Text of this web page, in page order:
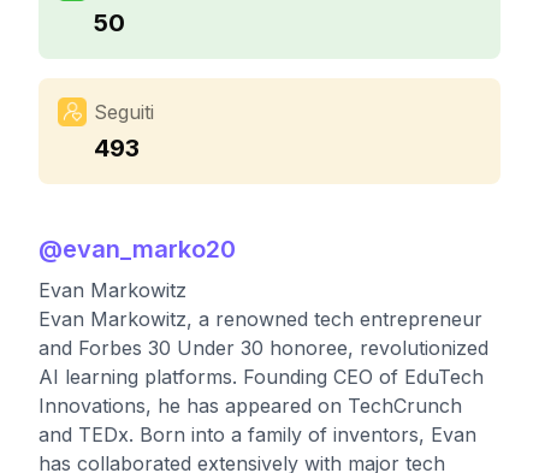
50
Seguiti
493
@evan_marko20
Evan Markowitz
Evan Markowitz, a renowned tech entrepreneur
and Forbes 30 Under 30 honoree, revolutionized
AI learning platforms. Founding CEO of EduTech
Innovations, he has appeared on TechCrunch
and TEDx. Born into a family of inventors, Evan
has collaborated extensively with major tech